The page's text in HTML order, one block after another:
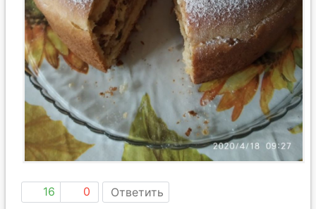
16 0 Ответить